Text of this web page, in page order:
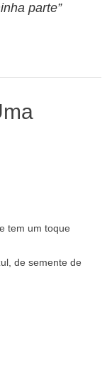
parte”
tem um toque
de semente de